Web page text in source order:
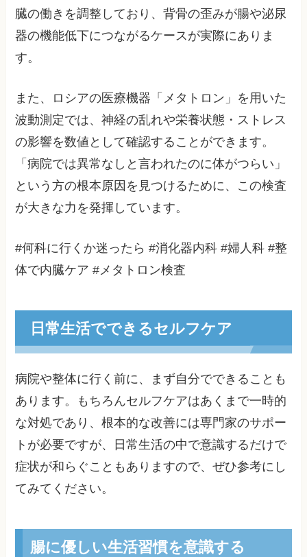
臓の働きを調整しており、背骨の歪みが腸や泌尿
器の機能低下につながるケースが実際にありま
す。
また、ロシアの医療機器「メタトロン」を用いた
波動測定では、神経の乱れや栄養状態・ストレス
の影響を数値として確認することができます。
「病院では異常なしと言われたのに体がつらい」
という方の根本原因を見つけるために、この検査
が大きな力を発揮しています。
#何科に行くか迷ったら #消化器内科 #婦人科 #整
体で内臓ケア #メタトロン検査
日常生活でできるセルフケア
病院や整体に行く前に、まず自分でできることも
あります。もちろんセルフケアはあくまで一時的
な対処であり、根本的な改善には専門家のサポー
トが必要ですが、日常生活の中で意識するだけで
症状が和らぐこともありますので、ぜひ参考にし
てみてください。
腸に優しい生活習慣を意識する